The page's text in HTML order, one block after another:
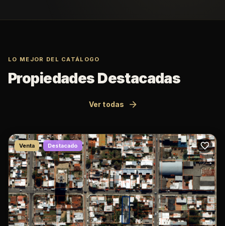
LO MEJOR DEL CATÁLOGO
Propiedades Destacadas
Ver todas
Venta Destacado